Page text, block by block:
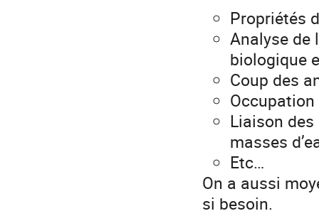
Propriétés
Analyse de
biologique
Coup des
Occupation
Liaison des
masses
Etc…
On a aussi
si besoin.